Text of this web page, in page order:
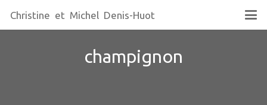
Christine et Michel Denis-Huot
champignon